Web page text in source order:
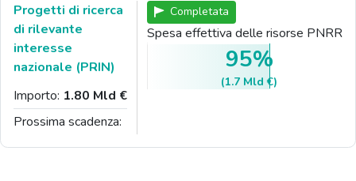
Progetti di ricerca
di rilevante
interesse
nazionale (PRIN)
Importo: 1.80 Mld €
Prossima scadenza:
Completata
Spesa effettiva delle risorse PNRR
95%
(1.7 Mld €)